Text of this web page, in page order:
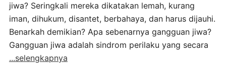
jiwa? Seringkali mereka dikatakan lemah, kurang
iman, dihukum, disantet, berbahaya, dan harus dijauhi.
Benarkah demikian? Apa sebenarnya gangguan jiwa?
Gangguan jiwa adalah sindrom perilaku yang secara
...selengkapnya